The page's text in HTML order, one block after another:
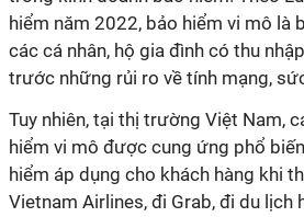
hiểm năm 2022, bảo hiểm vi mô là
các cá nhân, hộ gia đình có thu
trước những rủi ro về tính mạng,
Tuy nhiên, tại thị trường Việt Nam,
hiểm vi mô được cung ứng phổ
hiểm áp dụng cho khách hàng khi
Vietnam Airlines, đi Grab, đi du lịch